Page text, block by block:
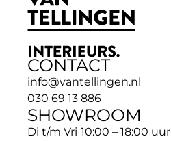
CONTACT
info@vantellingen.nl
030 69 13 886
SHOWROOM
Di t/m Vri 10:00 – 18:00 uur